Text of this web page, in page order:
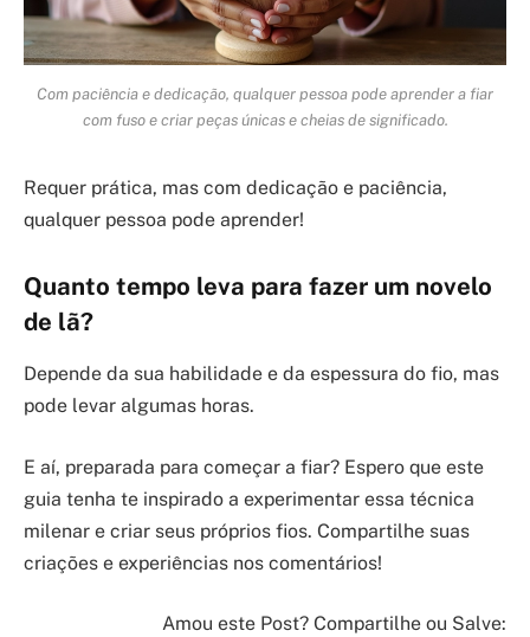
Com paciência e dedicação, qualquer pessoa pode aprender a fiar
com fuso e criar peças únicas e cheias de significado.
Requer prática, mas com dedicação e paciência,
qualquer pessoa pode aprender!
Quanto tempo leva para fazer um novelo
de lã?
Depende da sua habilidade e da espessura do fio, mas
pode levar algumas horas.
E aí, preparada para começar a fiar? Espero que este
guia tenha te inspirado a experimentar essa técnica
milenar e criar seus próprios fios. Compartilhe suas
criações e experiências nos comentários!
Amou este Post? Compartilhe ou Salve: